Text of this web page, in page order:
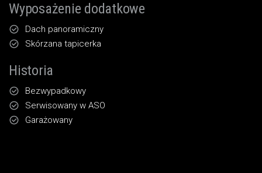
Wyposażenie dodatkowe
Dach panoramiczny
Skórzana tapicerka
Historia
Bezwypadkowy
Serwisowany w ASO
Garażowany